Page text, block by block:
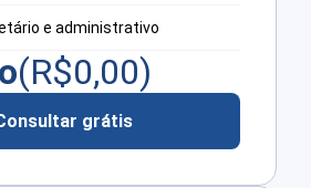
e administrativo
(R$0,00)
grátis